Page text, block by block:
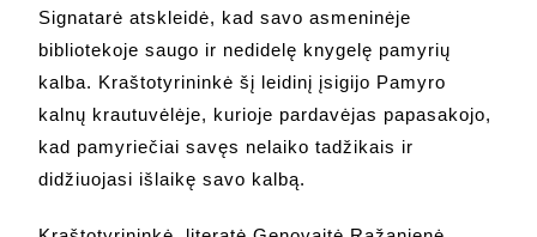
Signatarė atskleidė, kad savo asmeninėje
bibliotekoje saugo ir nedidelę knygelę pamyrių
kalba. Kraštotyrininkė šį leidinį įsigijo Pamyro
kalnų krautuvėlėje, kurioje pardavėjas papasakojo,
kad pamyriečiai savęs nelaiko tadžikais ir
didžiuojasi išlaikę savo kalbą.